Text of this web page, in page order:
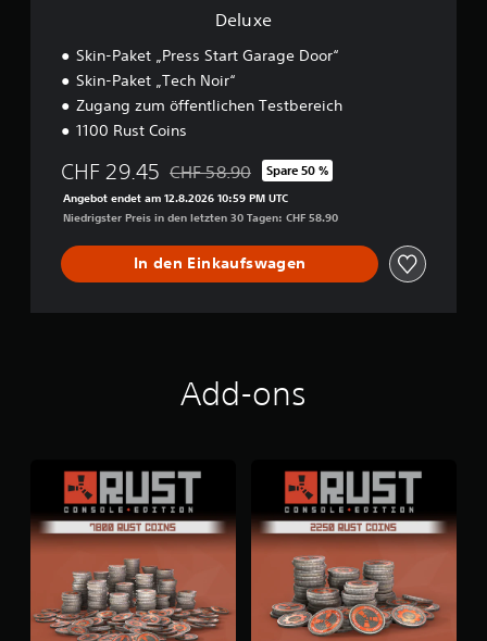
Deluxe
Skin-Paket „Press Start Garage Door“
Skin-Paket „Tech Noir“
Zugang zum öffentlichen Testbereich
1100 Rust Coins
CHF 29.45 Preisnachlass gegenüber dem Originalpreis
CHF 58.90 Spare 50 %
Angebot endet am 12.8.2026 10:59 PM UTC
Niedrigster Preis in den letzten 30 Tagen: CHF 58.90
In den Einkaufswagen
Add-ons